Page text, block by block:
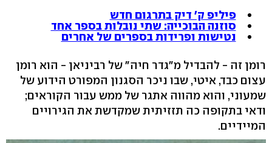
פיליפ ק' דיק בתרגום חדש
סוזנה הבוכייה: שתי נובלות בספר אחד
נטישות ופרידות בספרים של אחרים
רומן זה - להבדיל מ"גדר חיה" של רביניאן - הוא רומן
עצום כבד, איטי, שבו ניכר הסגנון המפורט הידוע של
שמעוני, והוא מהווה אתגר של ממש עבור הקוראים;
ודאי בתקופה כה תזזיתית שמקדשת את הגירויים
המיידיים.